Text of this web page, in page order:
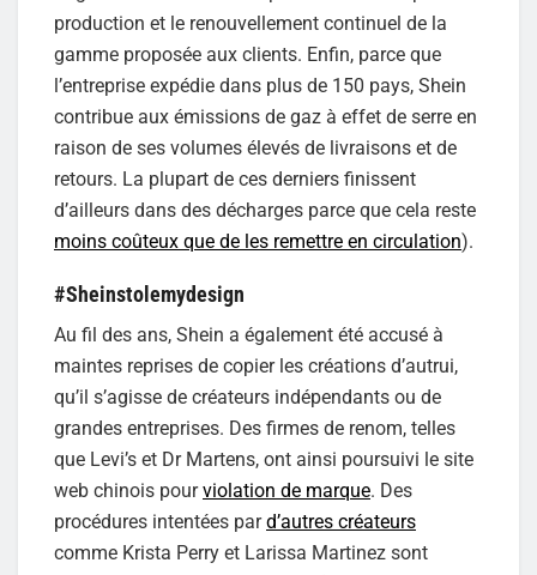
production et le renouvellement continuel de la
gamme proposée aux clients. Enfin, parce que
l’entreprise expédie dans plus de 150 pays, Shein
contribue aux émissions de gaz à effet de serre en
raison de ses volumes élevés de livraisons et de
retours. La plupart de ces derniers finissent
d’ailleurs dans des décharges parce que cela reste
moins coûteux que de les remettre en circulation).
#Sheinstolemydesign
Au fil des ans, Shein a également été accusé à
maintes reprises de copier les créations d’autrui,
qu’il s’agisse de créateurs indépendants ou de
grandes entreprises. Des firmes de renom, telles
que Levi’s et Dr Martens, ont ainsi poursuivi le site
web chinois pourviolation de marque. Des
procédures intentées pard’autres créateurs
comme Krista Perry et Larissa Martinez sont